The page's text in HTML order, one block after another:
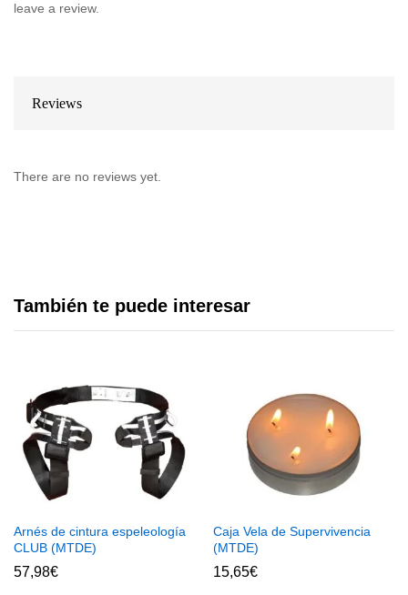
leave a review.
Reviews
There are no reviews yet.
También te puede interesar
Arnés de cintura espeleología
CLUB (MTDE)
57,98€
Caja Vela de Supervivencia
(MTDE)
15,65€